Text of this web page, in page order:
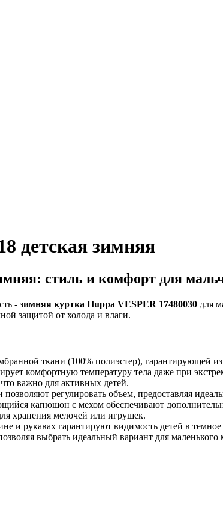
детская зимняя
стиль и комфорт для
- зимняя куртка Huppa VESPER 17480030 для
защитой от холода и влаги.
ткани (100% полиэстер), гарантирующей
комфортную температуру тела даже при
важно для активных детей.
регулировать объем, предоставляя
капюшон с мехом обеспечивают
хранения мелочей или игрушек.
и рукавах гарантируют видимость детей в темное
выбрать идеальный вариант для маленького